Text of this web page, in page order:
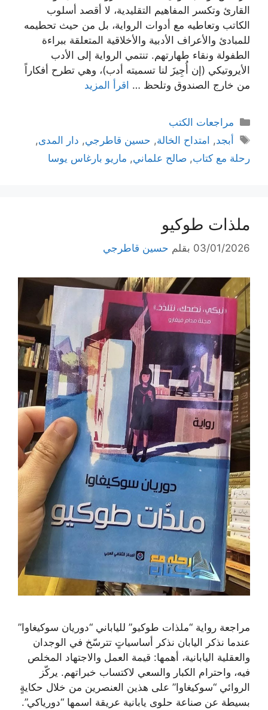
القارئ وتكسر المفاهيم التقليدية، لا أقصد أسلوب
الكاتب وتعاطيه مع أدوات الرواية، بل من حيث تحطيمه
للمبادئ والأعراف الأدبية والأخلاقية المتعلقة ببراءة
الطفولة ونقاء طهارتهم. تنتمي الرواية إلى الأدب
الأيروتيكي (إن أُجِيزَ لنا تسميته أدب)، وهي تطرح أفكاراً
من خارج الصندوق وتلحظ … اقرأ المزيد
التصنيفات
مراجعات الكتب
الوسوم
أبجد, امتداح الخالة, حسين قاطرجي, دار المدى,
رحلة مع كتاب, صالح علماني, ماريو بارغاس يوسا
ملذات طوكيو
03/01/2026 بقلم حسين قاطرجي
مراجعة رواية “ملذات طوكيو” للياباني “دوريان سوكيغاوا”
عندما نذكر اليابان نذكر أساسياتٍ تترسّخ في الوجدان
والعقلية اليابانية، أهمها: قيمة العمل والاجتهاد المخلص
فيه، واحترام الكبار والسعي لاكتساب خبراتهم. يركّز
الروائي “سوكيغاوا” على هذين العنصرين من خلال حكايةٍ
بسيطة عن صناعة حلوى يابانية عريقة اسمها “دورياكي”.